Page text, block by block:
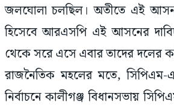
জলঘোলা চলছিল। অতীতে এই
হিসেবে আরএসপি এই আসনের
থেকে সরে এসে এবার তাদের দলের
রাজনৈতিক মহলের মতে,
নির্বাচনে কালীগঞ্জ বিধানসভায়